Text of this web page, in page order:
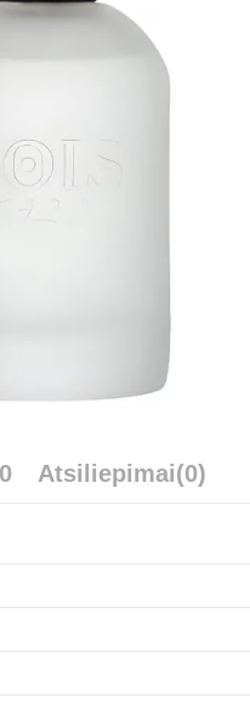
Atsiliepimai(0)